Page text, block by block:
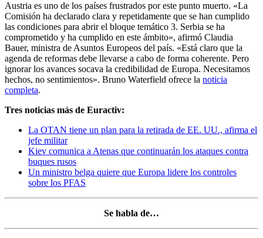
Austria es uno de los países frustrados por este punto muerto. «La
Comisión ha declarado clara y repetidamente que se han cumplido
las condiciones para abrir el bloque temático 3. Serbia se ha
comprometido y ha cumplido en este ámbito», afirmó Claudia
Bauer, ministra de Asuntos Europeos del país. «Está claro que la
agenda de reformas debe llevarse a cabo de forma coherente. Pero
ignorar los avances socava la credibilidad de Europa. Necesitamos
hechos, no sentimientos». Bruno Waterfield ofrece la noticia
completa.
Tres noticias más de Euractiv:
La OTAN tiene un plan para la retirada de EE. UU., afirma el
jefe militar
Kiev comunica a Atenas que continuarán los ataques contra
buques rusos
Un ministro belga quiere que Europa lidere los controles
sobre los PFAS
Se habla de…